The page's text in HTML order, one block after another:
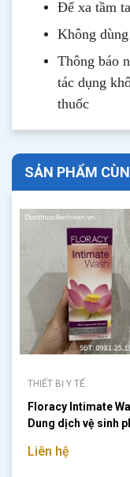
Để xa tầm
Không
Thông báo
tác dụng
thuốc
SẢN PHẨM
THIẾT BỊ Y TẾ
Floracy Intimate
Dung dịch vệ sinh
Liên hệ